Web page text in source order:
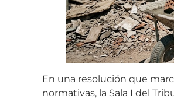
En una resolución que
normativas, la Sala I del